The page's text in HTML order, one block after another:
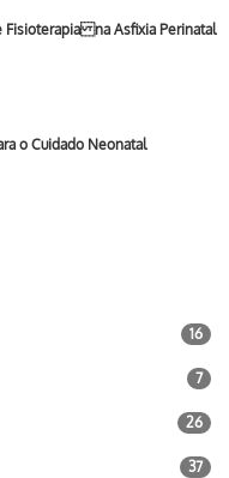
Fisioterapia na Asfixia Perinatal
o Cuidado Neonatal
16
7
26
37